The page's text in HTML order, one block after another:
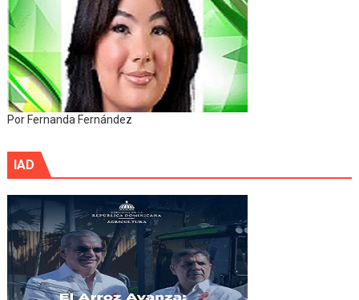
Por Fernanda Fernández
IAD